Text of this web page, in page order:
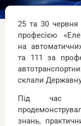
25 та 30 червня
професією
на
та 111 за
склали Державну
Під час
знань,